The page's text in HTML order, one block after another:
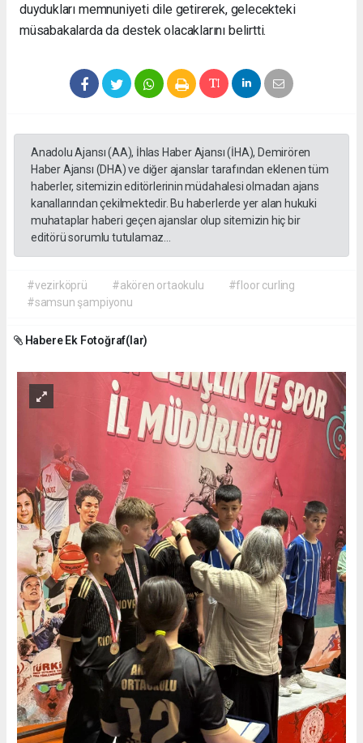
duydukları memnuniyeti dile getirerek, gelecekteki
müsabakalarda da destek olacaklarını belirtti.
Anadolu Ajansı (AA), İhlas Haber Ajansı (İHA), Demirören
Haber Ajansı (DHA) ve diğer ajanslar tarafından eklenen tüm
haberler, sitemizin editörlerinin müdahalesi olmadan ajans
kanallarından çekilmektedir. Bu haberlerde yer alan hukuki
muhataplar haberi geçen ajanslar olup sitemizin hiç bir
editörü sorumlu tutulamaz...
#vezirköprü #akören ortaokulu
#floor curling
#samsun şampiyonu
Habere Ek Fotoğraf(lar)